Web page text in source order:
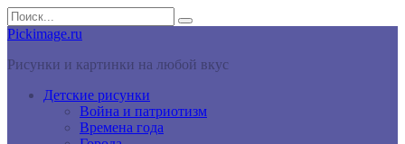
Перейти
к
контенту
Search
for:
Pickimage.ru
Рисунки и картинки на любой вкус
Детские рисунки
Война и патриотизм
Времена года